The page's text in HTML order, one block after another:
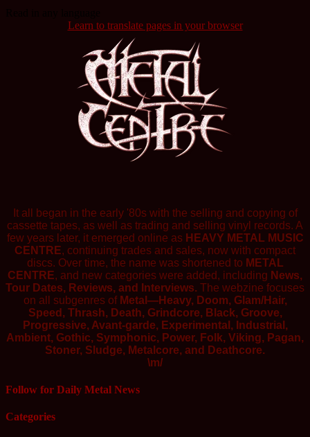
Learn to translate pages in your browser
It all began in the early '80s with the selling and copying of
cassette tapes, as well as trading and selling vinyl records. A
few years later, it emerged online as HEAVY METAL MUSIC
CENTRE, continuing trades and sales, now with compact
discs. Over time, the name was shortened to METAL
CENTRE, and new categories were added, including News,
Tour Dates, Reviews, and Interviews. The webzine focuses
on all subgenres of Metal—Heavy, Doom, Glam/Hair,
Speed, Thrash, Death, Grindcore, Black, Groove,
Progressive, Avant-garde, Experimental, Industrial,
Ambient, Gothic, Symphonic, Power, Folk, Viking, Pagan,
Stoner, Sludge, Metalcore, and Deathcore.
\m/
Follow for Daily Metal News
Categories